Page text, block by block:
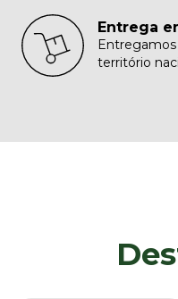
Entrega
território